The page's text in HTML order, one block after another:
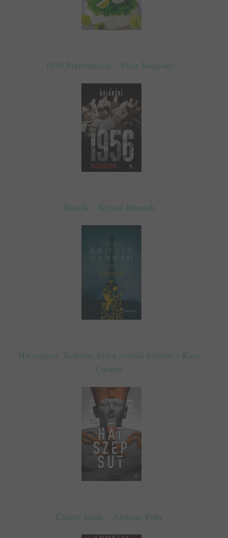
1956 Przebudzeni – Piotr Bojarski
Słowik – Kristin Hannah
Hatszepsut. Kobieta, która została królem – Kara
Cooney
Czarny szlak – Andreas Fohr